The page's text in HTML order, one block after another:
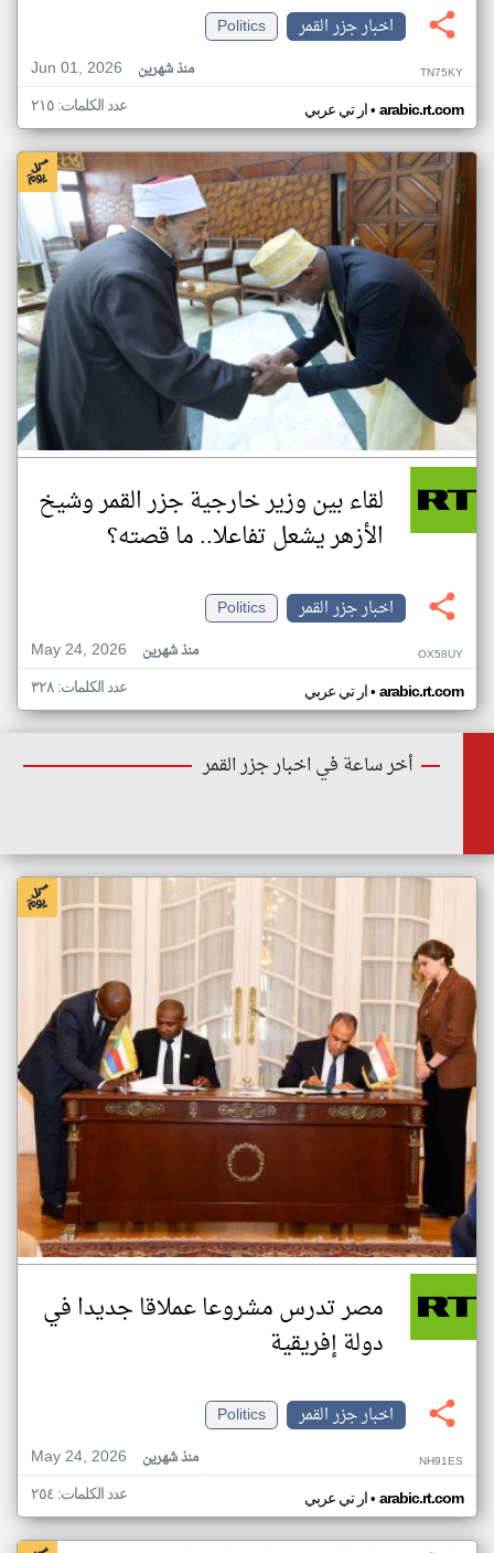
اخبار جزر القمر
Politics
Jun 01, 2026
منذ شهرين TN75KY
ار تي عربي• arabic.rt.com عدد الكلمات: ٢١٥
لقاء بين وزير خارجية جزر القمر وشيخ
الأزهر يشعل تفاعلا.. ما قصته؟
اخبار جزر القمر
Politics
May 24, 2026
منذ شهرين OX58UY
ار تي عربي• arabic.rt.com عدد الكلمات: ٣٢٨
أخر ساعة في اخبار جزر القمر
مصر تدرس مشروعا عملاقا جديدا في
دولة إفريقية
اخبار جزر القمر
Politics
May 24, 2026
منذ شهرين NH91ES
ار تي عربي• arabic.rt.com عدد الكلمات: ٢٥٤